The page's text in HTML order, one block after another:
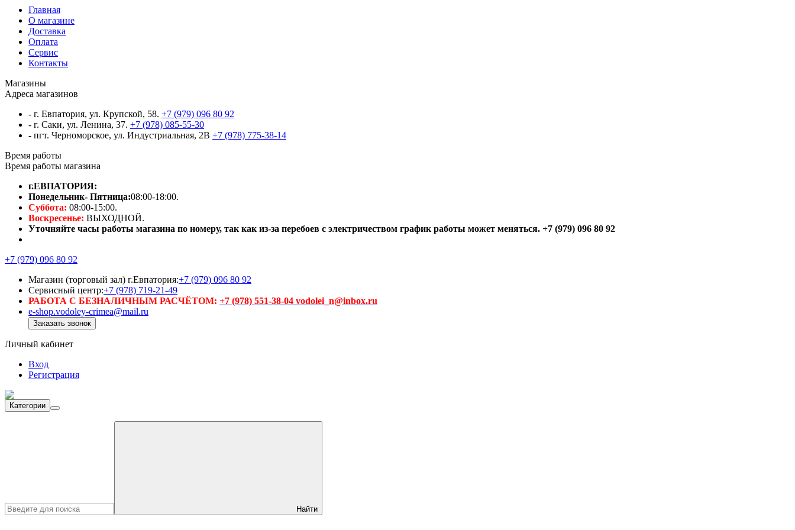
Главная
О магазине
Доставка
Оплата
Сервис
Контакты
Магазины
Адреса магазинов
- г. Евпатория, ул. Крупской, 58. +7 (979) 096 80 92
- г. Саки, ул. Ленина, 37. +7 (978) 085-55-30
- пгт. Черноморское, ул. Индустриальная, 2В +7 (978) 775-38-14
Время работы
Время работы магазина
г.ЕВПАТОРИЯ:
Понедельник- Пятница:08:00-18:00.
Суббота: 08:00-15:00.
Воскресенье: ВЫХОДНОЙ.
Уточняйте часы работы магазина по номеру, так как из-за перебоев с электричеством график работы может меняться. +7 (979) 096 80 92
+7 (979) 096 80 92
Магазин (торговый зал) г.Евпатория:+7 (979) 096 80 92
Сервисный центр:+7 (978) 719-21-49
РАБОТА С БЕЗНАЛИЧНЫМ РАСЧЁТОМ: +7 (978) 551-38-04 vodolei_n@inbox.ru
e-shop.vodoley-crimea@mail.ru
Заказать звонок
Личный кабинет
Вход
Регистрация
Категории
Найти